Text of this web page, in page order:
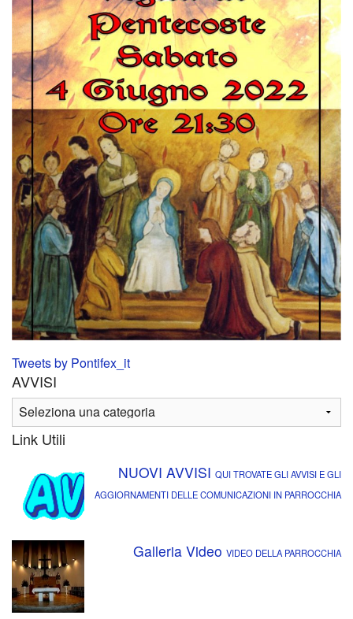
Tweets by Pontifex_it
AVVISI
Link Utili
NUOVI AVVISI QUI TROVATE GLI AVVISI E GLI
AGGIORNAMENTI DELLE COMUNICAZIONI IN PARROCCHIA
Galleria Video VIDEO DELLA PARROCCHIA